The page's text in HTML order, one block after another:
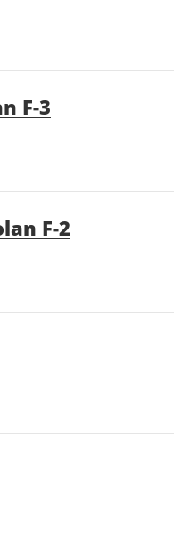
F-3
F-2